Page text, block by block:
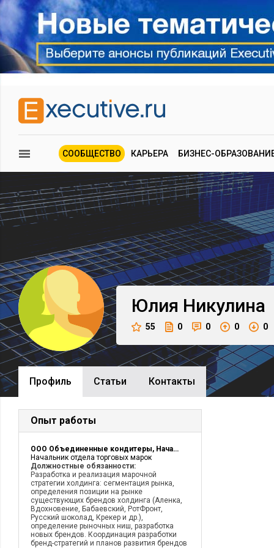
СООБЩЕСТВО КАРЬЕРА БИЗНЕС-
Юлия Никулина
55 0 0 0 0
Профиль Cтатьи Контакты
Опыт работы
ООО Объединенные кондитеры, Начальник отдела торговых марок
Начальник отдела торговых марок
Должностные обязанности:
Разработка и реализация марочной
стратегии холдинга: сегментация рынка,
определения позиции на рынке
существующих брендов холдинга (Аленка,
Вдохновение, Бабаевский, РотФронт,
Русский шоколад, Крекер и др.),
определение рыночных ниш, разработка
новых брендов. Координация разработки
бренд-стратегий и планов развития брендов